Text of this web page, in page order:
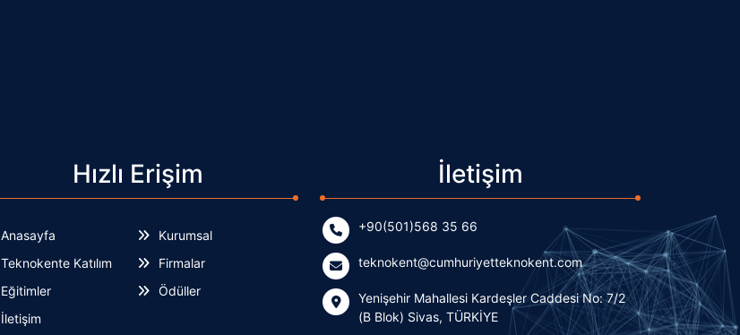
Hızlı Erişim
Anasayfa
Kurumsal
Teknokente Katılım
Firmalar
Eğitimler
Ödüller
İletişim
İletişim
+90(501)568 35 66
teknokent@cumhuriyetteknokent.com
Yenişehir Mahallesi Kardeşler Caddesi No: 7/2
(B Blok) Sivas, TÜRKİYE